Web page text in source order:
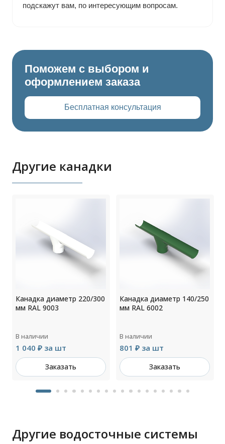
подскажут вам, по интересующим вопросам.
Поможем с выбором и
оформлением заказа
Бесплатная консультация
Другие канадки
Канадка диаметр 220/300
мм RAL 9003
В наличии
1 040 ₽ за шт
Заказать
Канадка диаметр 140/250
мм RAL 6002
В наличии
801 ₽ за шт
Заказать
Другие водосточные системы